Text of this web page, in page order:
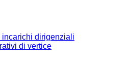
incarichi dirigenziali
di vertice